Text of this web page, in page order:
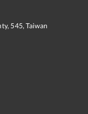
545, Taiwan